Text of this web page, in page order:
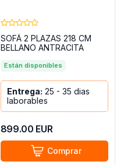
SOFÁ 2 PLAZAS 218 CM
BELLANO ANTRACITA
Están disponibles
Entrega: 25 - 35 dias
laborables
899.00 EUR
Comprar